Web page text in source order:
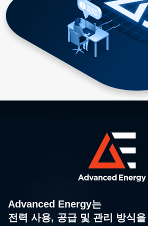
Advanced Energy는
전력 사용, 공급 및 관리 방식